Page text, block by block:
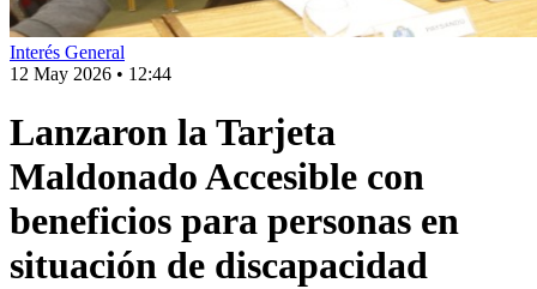
Interés General
12 May 2026 • 12:44
Lanzaron la Tarjeta
Maldonado Accesible con
beneficios para personas en
situación de discapacidad